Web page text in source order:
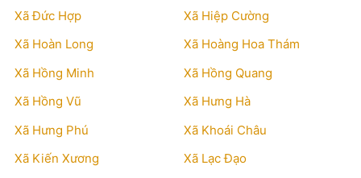
Xã Đức Hợp
Xã Hiệp Cường
Xã Hoàn Long
Xã Hoàng Hoa Thám
Xã Hồng Minh
Xã Hồng Quang
Xã Hồng Vũ
Xã Hưng Hà
Xã Hưng Phú
Xã Khoái Châu
Xã Kiến Xương
Xã Lạc Đạo